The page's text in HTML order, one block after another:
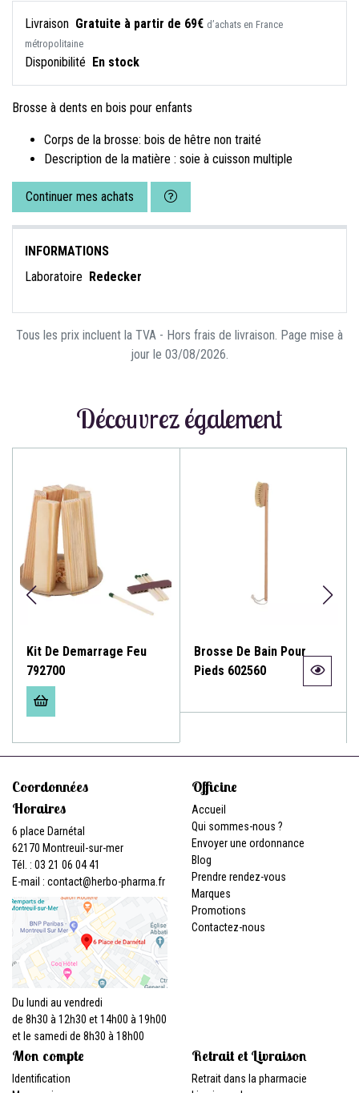
Livraison Gratuite à partir de 69€ d’achats en France
métropolitaine
Disponibilité En stock
Brosse à dents en bois pour enfants
Corps de la brosse: bois de hêtre non traité
Description de la matière : soie à cuisson multiple
Continuer mes achats
INFORMATIONS
Laboratoire Redecker
Tous les prix incluent la TVA - Hors frais de livraison. Page mise à
jour le 03/08/2026.
Découvrez également
Kit De Demarrage Feu
792700
Brosse De Bain Pour
Pieds 602560
Coordonnées
Horaires
6 place Darnétal
62170 Montreuil-sur-mer
Tél. : 03 21 06 04 41
E-mail : contact@herbo-pharma.fr
Du lundi au vendredi
de 8h30 à 12h30 et 14h00 à 19h00
et le samedi de 8h30 à 18h00
Officine
Accueil
Qui sommes-nous ?
Envoyer une ordonnance
Blog
Prendre rendez-vous
Marques
Promotions
Contactez-nous
Mon compte
Identification
Retrait et Livraison
Retrait dans la pharmacie